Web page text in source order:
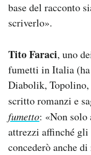
base del racconto
scriverlo».
Tito Faraci, uno
fumetti in Italia
Diabolik, Topolino,
scritto romanzi e
fumetto: «Non solo
attrezzi affinché
concederò anche